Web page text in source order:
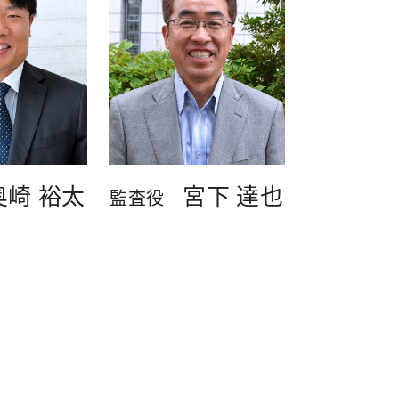
崎 裕太 監査役 宮下 達也